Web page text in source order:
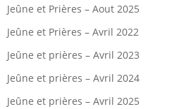
Jeûne et Prières – Aout 2025
Jeûne et Prières – Avril 2022
Jeûne et prières – Avril 2023
Jeûne et prières – Avril 2024
Jeûne et prières – Avril 2025